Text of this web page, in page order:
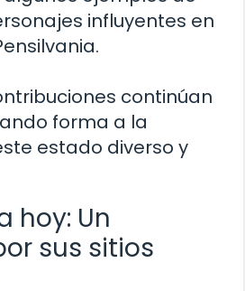
influyentes en
continúan
forma a la
estado diverso y
hoy: Un
sus sitios